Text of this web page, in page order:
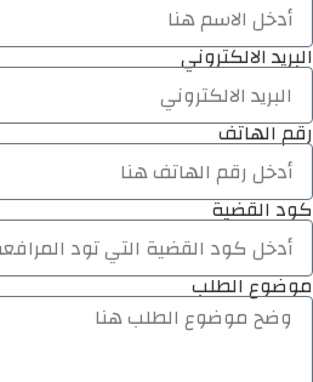
البريد الالكتروني
رقم الهاتف
كود القضية
موضوع الطلب